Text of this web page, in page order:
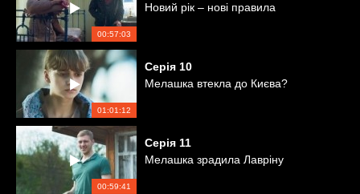
00:57:03
Новий рік – нові правила
01:01:12
Серія 10
Мелашка втекла до Києва?
00:59:41
Серія 11
Мелашка зрадила Лавріну